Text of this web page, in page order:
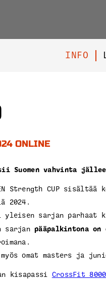
INFO
ONLINE
Suomen vahvinta
Strength CUP
2024.
yleisen sarjan parhaat
sarjanpääpalkintona on
myös omat masters ja
kisapassi CrossFit